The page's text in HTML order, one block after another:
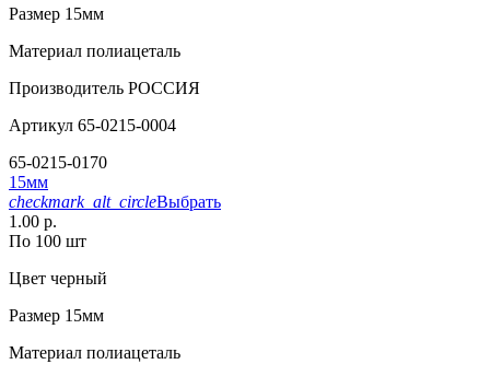
Размер 15мм
Материал полиацеталь
Производитель РОССИЯ
Артикул 65-0215-0004
65-0215-0170
15мм
checkmark_alt_circleВыбрать
1.00 р.
По 100 шт
Цвет черный
Размер 15мм
Материал полиацеталь